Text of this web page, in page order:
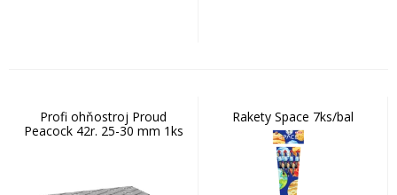
Profi ohňostroj Proud
Peacock 42r. 25-30 mm 1ks
Rakety Space 7ks/bal